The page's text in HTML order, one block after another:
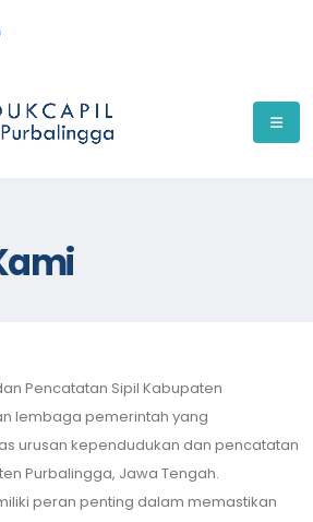
Pencatatan Sipil Kabupaten
lembaga pemerintah yang
urusan kependudukan dan pencatatan
Purbalingga, Jawa Tengah.
peran penting dalam memastikan